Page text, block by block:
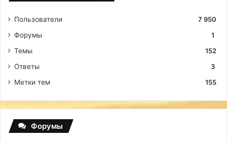
Пользователи
7 950
Форумы
1
Темы
152
Ответы
3
Метки тем
155
Форумы